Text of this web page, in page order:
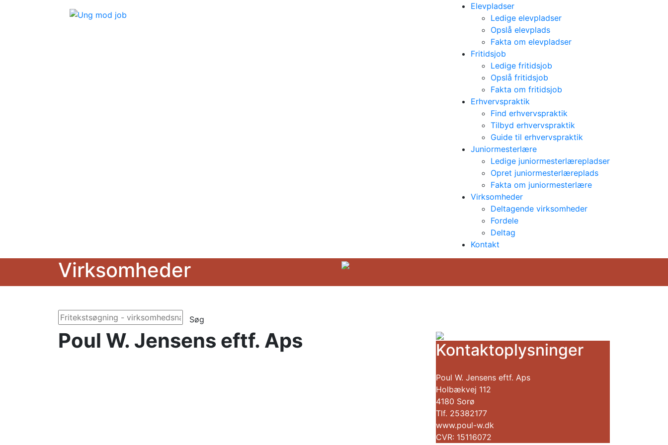
Elevpladser
Ledige elevpladser
Opslå elevplads
Fakta om elevpladser
Fritidsjob
Ledige fritidsjob
Opslå fritidsjob
Fakta om fritidsjob
Erhvervspraktik
Find erhvervspraktik
Tilbyd erhvervspraktik
Guide til erhvervspraktik
Juniormesterlære
Ledige juniormesterlærepladser
Opret juniormesterlæreplads
Fakta om juniormesterlære
Virksomheder
Deltagende virksomheder
Fordele
Deltag
Kontakt
Virksomheder
Søg
Poul W. Jensens eftf. Aps Kontaktoplysninger
Poul W. Jensens eftf. Aps
Holbækvej 112
4180 Sorø
Tlf. 25382177
www.poul-w.dk
CVR: 15116072